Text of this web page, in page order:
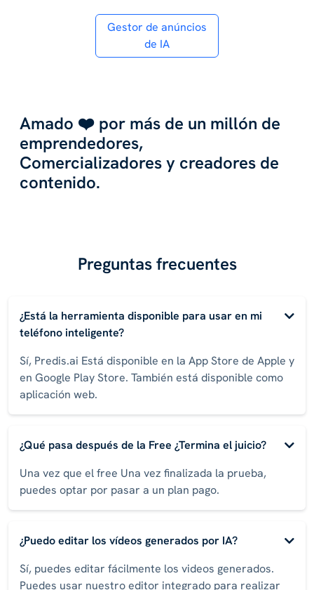
Gestor de anúncios
de IA
Amado ❤️ por más de un millón de
emprendedores,
Comercializadores y creadores de
contenido.
Preguntas frecuentes
¿Está la herramienta disponible para usar en mi
teléfono inteligente?
Sí, Predis.ai Está disponible en la App Store de Apple y
en Google Play Store. También está disponible como
aplicación web.
¿Qué pasa después de la Free ¿Termina el juicio?
Una vez que el free Una vez finalizada la prueba,
puedes optar por pasar a un plan pago.
¿Puedo editar los vídeos generados por IA?
Sí, puedes editar fácilmente los videos generados.
Puedes usar nuestro editor integrado para realizar